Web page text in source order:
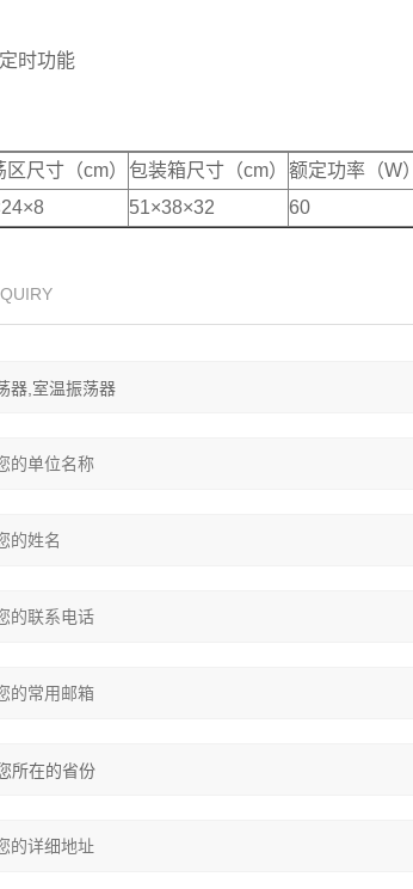
时功能
区尺寸（cm） 包装箱尺寸（cm） 额定功率（W）
51×38×32 60